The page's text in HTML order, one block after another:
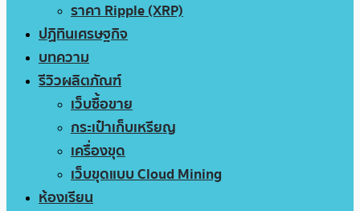
ราคา Ripple (XRP)
ปฏิทินเศรษฐกิจ
บทความ
รีวิวผลิตภัณฑ์
เว็บซื้อขาย
กระเป๋าเก็บเหรียญ
เครื่องขุด
เว็บขุดแบบ Cloud Mining
ห้องเรียน